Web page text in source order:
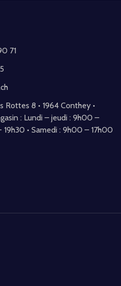
71
: 9h00 –
• Samedi : 9h00 – 17h00